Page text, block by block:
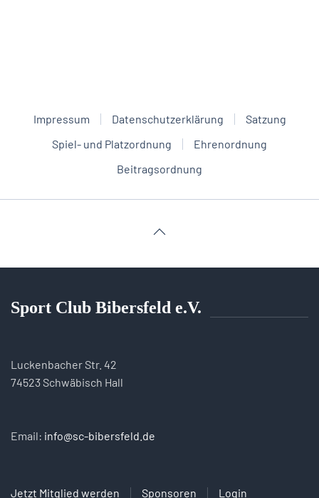
Impressum Datenschutzerklärung
Satzung
Spiel- und Platzordnung
Ehrenordnung
Beitragsordnung
Sport Club Bibersfeld e.V.
Luckenbacher Str. 42
74523 Schwäbisch Hall
Email: info@sc-bibersfeld.de
Jetzt Mitglied werden Sponsoren Login